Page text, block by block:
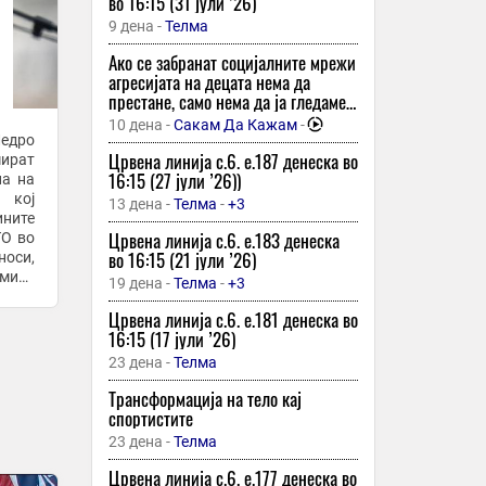
на
кој
во
25 минути - Спорт Клуб
Втора победа на македонските
ракометари на Европското кадетско
првенство
25 минути -Спорт Клуб-+1
Промени во распоредот на два
натпревари од ЛШ за РК Вардар
25 минути -Спорт Клуб
Фарски Острови прв противник на
нашите кадети во втората фаза
25 минути - Спорт Клуб
Иван Слишковиќ почнува тренерска
кариера
25 минути -Спорт Клуб
Франко Мастантуоно и официјално
на позајмица во Фиорентина
25 минути -Спорт Клуб
Хрватска е поскапа од Грција,
Италија, Турција и Шпанија, покажа
9 дена -Телма
Ако се забранат социјалните мрежи
агресијата на децата нема да
престане, само нема да ја гледаме
– подкаст со психологот емилија
бошкова
10 дена -Сакам Да Кажам -
Црвена линија с.6. e.187 денеска во
16:15 (27 јули ’26))
13 дена -Телма -+3
Црвена линија с.6. e.183 денеска
во 16:15 (21 јули ’26)
19 дена -Телма -+3
Црвена линија с.6. e.181 денеска во
16:15 (17 јули ’26)
23 дена -Телма
Трансформација на тело кај
спортистите
23 дена -Телма
Црвена линија с.6. e.177 денеска во